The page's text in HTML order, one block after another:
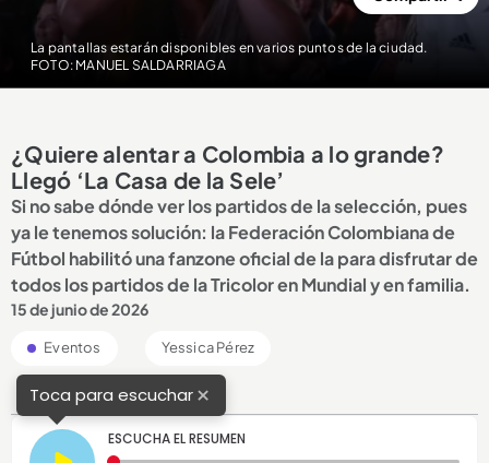
La pantallas estarán disponibles en varios puntos de la ciudad.
FOTO: MANUEL SALDARRIAGA
¿Quiere alentar a Colombia a lo grande?
Llegó ‘La Casa de la Sele’
Si no sabe dónde ver los partidos de la selección, pues
ya le tenemos solución: la Federación Colombiana de
Fútbol habilitó una fanzone oficial de la para disfrutar de
todos los partidos de la Tricolor en Mundial y en familia.
15 de junio de 2026
Eventos Yessica Pérez
Toca para escuchar×
ESCUCHA EL RESUMEN